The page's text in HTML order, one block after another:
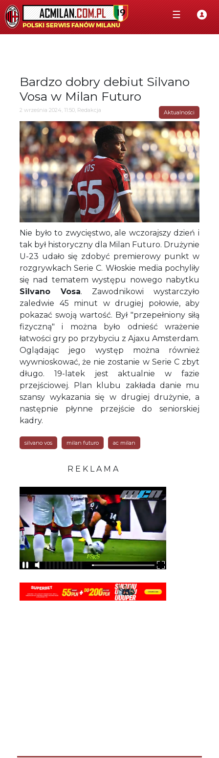
☰
Bardzo dobry debiut Silvano
Vosa w Milan Futuro
2 września 2024, 11:50, Redakcja Aktualności
Nie było to zwycięstwo, ale wczorajszy dzień i
tak był historyczny dla Milan Futuro. Drużynie
U-23 udało się zdobyć premierowy punkt w
rozgrywkach Serie C. Włoskie media pochyliły
się nad tematem występu nowego nabytku
Silvano Vosa. Zawodnikowi wystarczyło
zaledwie 45 minut w drugiej połowie, aby
pokazać swoją wartość. Był "przepełniony siłą
fizyczną" i można było odnieść wrażenie
łatwości gry po przybyciu z Ajaxu Amsterdam.
Oglądając jego występ można również
wywnioskować, że nie zostanie w Serie C zbyt
długo. 19-latek jest aktualnie w fazie
przejściowej. Plan klubu zakłada danie mu
szansy wykazania się w drugiej drużynie, a
następnie płynne przejście do seniorskiej
kadry.
silvano vos milan futuro ac milan
R E K L A M A